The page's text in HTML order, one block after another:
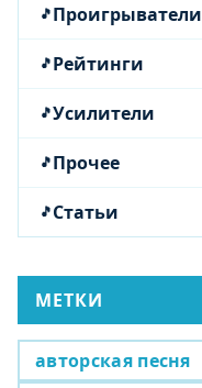
Проигрыватели
Рейтинги
Усилители
Прочее
Статьи
МЕТКИ
авторская песня